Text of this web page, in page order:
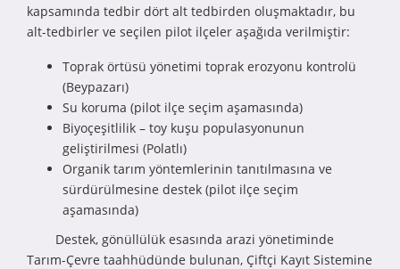
kapsamında tedbir dört alt tedbirden oluşmaktadır, bu
alt-tedbirler ve seçilen pilot ilçeler aşağıda verilmiştir:
Toprak örtüsü yönetimi toprak erozyonu kontrolü
(Beypazarı)
Su koruma (pilot ilçe seçim aşamasında)
Biyoçeşitlilik – toy kuşu populasyonunun
geliştirilmesi (Polatlı)
Organik tarım yöntemlerinin tanıtılmasına ve
sürdürülmesine destek (pilot ilçe seçim
aşamasında)
Destek, gönüllülük esasında arazi yönetiminde
Tarım-Çevre taahhüdünde bulunan, Çiftçi Kayıt Sistemine